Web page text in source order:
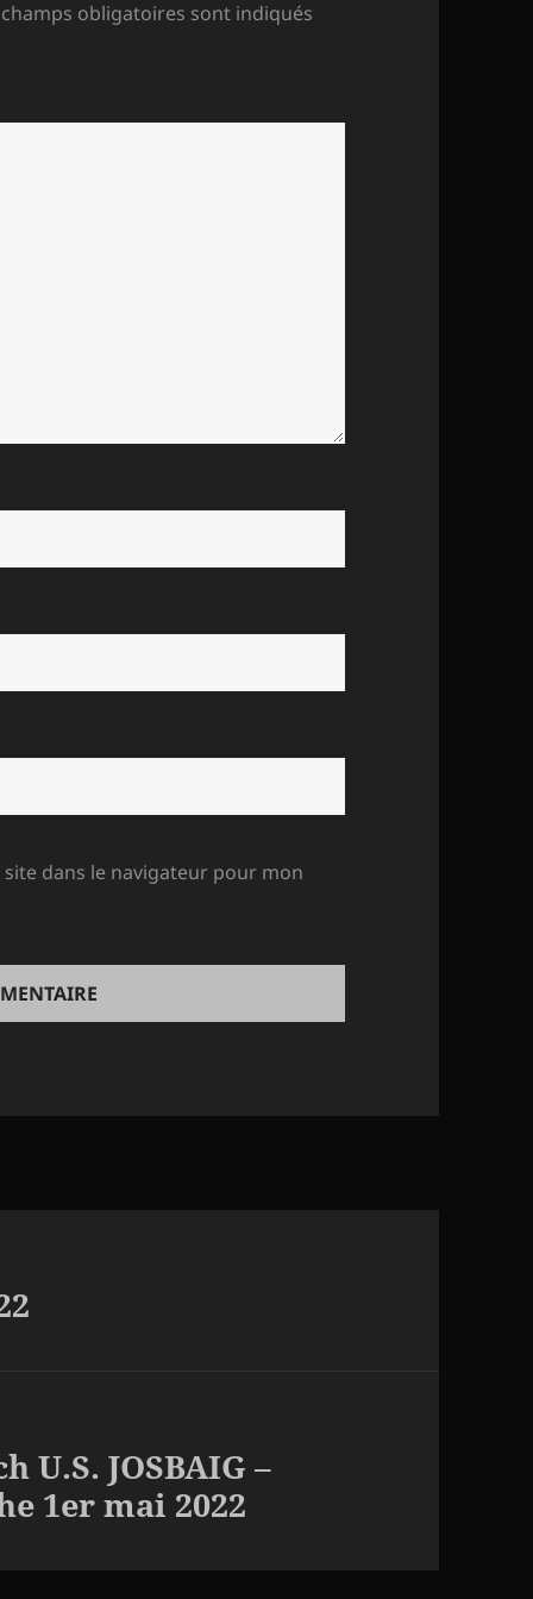
champs obligatoires sont indiqués
dans le navigateur pour mon
U.S. JOSBAIG –
1er mai 2022